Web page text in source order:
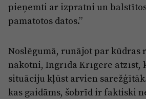
pieņemti ar izpratni un
pamatotos datos.”
Noslēgumā, runājot par kūdras
nākotni, Ingrīda Krīgere atzīst,
situāciju kļūst arvien
kas gaidāms, šobrīd ir faktiski